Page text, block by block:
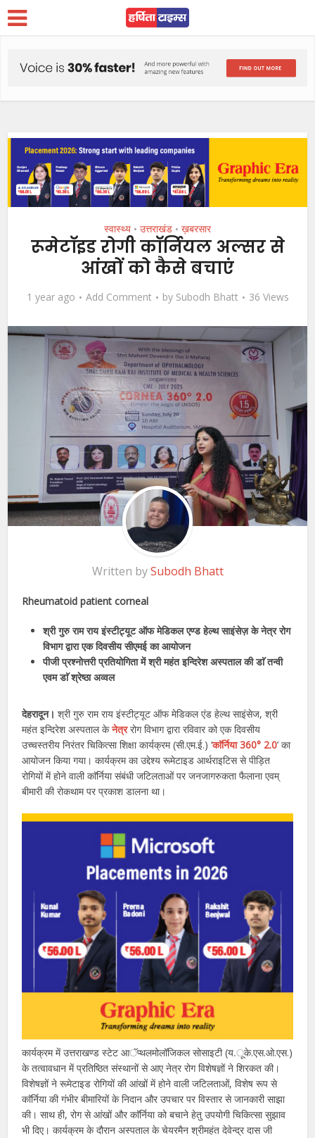
स्वास्थ्य • उत्तराखंड • ख़बरसार
रूमेटाॅइड रोगी काॅर्नियल अल्सर से
आंखों को कैसे बचाएं
1 year ago Add Comment by Subodh Bhatt 36 Views
Written bySubodh Bhatt
Rheumatoid patient corneal
श्री गुरु राम राय इंस्टीट्यूट ऑफ मेडिकल एण्ड हेल्थ साइंसेज़ के नेत्र रोग
विभाग द्वारा एक दिवसीय सीएमई का आयोजन
पीजी प्रश्नोत्तरी प्रतियोगिता में श्री महंत इन्दिरेश अस्पताल की डाॅ तन्वी
एवम डाॅ श्रेष्ठा अव्वल
देहरादून। श्री गुरु राम राय इंस्टीट्यूट ऑफ मेडिकल एंड हेल्थ साइंसेज, श्री
महंत इन्दिरेश अस्पताल केनेत्ररोग विभाग द्वारा रविवार को एक दिवसीय
उच्चस्तरीय निरंतर चिकित्सा शिक्षा कार्यक्रम (सी.एम.ई.) ‘काॅर्निया 360° 2.0’ का
आयोजन किया गया। कार्यक्रम का उद्देश्य रूमेटाइड आर्थराइटिस से पीड़ित
रोगियों में होने वाली काॅर्निया संबंधी जटिलताओं पर जनजागरुकता फैलाना एवम्
बीमारी की रोकथाम पर प्रकाश डालना था।
कार्यक्रम में उत्तराखण्ड स्टेट आॅप्थलमोलॉजिकल सोसाइटी (य.ूके.एस.ओ.एस.)
के तत्वावधान में प्रतिष्ठित संस्थानों से आए नेत्र रोग विशेषज्ञों ने शिरकत की।
विशेषज्ञों ने रूमेटाइड रोगियों की आंखों में होने वाली जटिलताओं, विशेष रूप से
काॅर्निया की गंभीर बीमारियों के निदान और उपचार पर विस्तार से जानकारी साझा
की। साथ ही, रोग से आंखों और काॅर्निया को बचाने हेतु उपयोगी चिकित्सा सुझाव
भी दिए। कार्यक्रम के दौरान अस्पताल के चेयरमैन श्रीमहंत देवेन्द्र दास जी